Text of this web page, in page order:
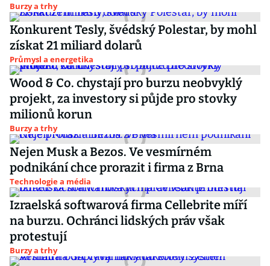
Burzy a trhy
Konkurent Tesly, švédský Polestar, by mohl
získat 21 miliard dolarů
Průmysl a energetika
Wood & Co. chystají pro burzu neobvyklý
projekt, za investory si půjde pro stovky
milionů korun
Burzy a trhy
Nejen Musk a Bezos. Ve vesmírném
podnikání chce prorazit i firma z Brna
Technologie a média
Izraelská softwarová firma Cellebrite míří
na burzu. Ochránci lidských práv však
protestují
Burzy a trhy